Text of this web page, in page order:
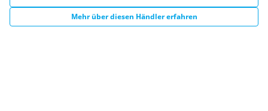
Mehr über diesen Händler erfahren